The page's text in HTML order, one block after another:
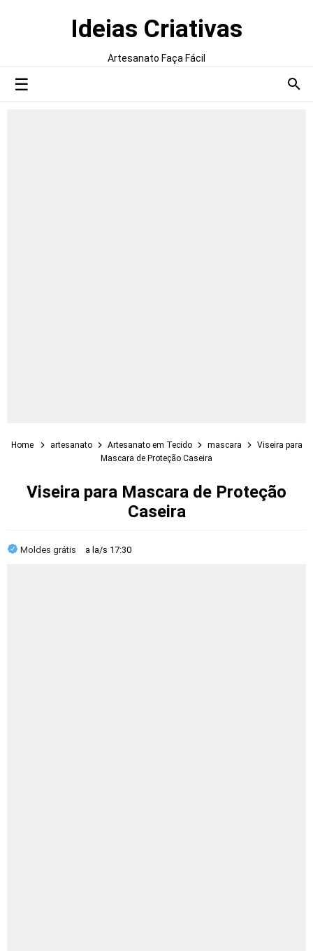
Ideias Criativas
Artesanato Faça Fácil
Home artesanato Artesanato em Tecido mascara
Viseira para
Mascara de Proteção Caseira
Viseira para Mascara de Proteção
Caseira
Moldes grátis a la/s 17:30